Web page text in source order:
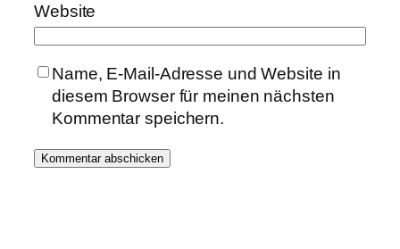
Website
Name, E-Mail-Adresse und Website in
diesem Browser für meinen nächsten
Kommentar speichern.